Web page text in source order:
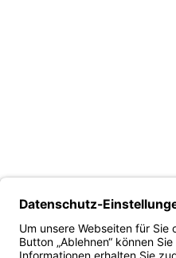
Bayern.de